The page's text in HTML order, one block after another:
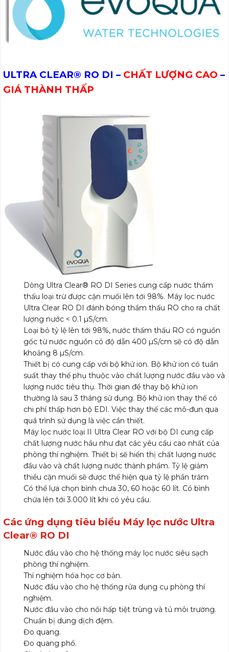
ULTRA CLEAR® RO DI – CHẤT LƯỢNG CAO –
GIÁ THÀNH THẤP
Dòng Ultra Clear® RO DI Series cung cấp nước thẩm
thấu loại trừ được cặn muối lên tới 98%. Máy lọc nước
Ultra Clear RO DI đánh bóng thẩm thấu RO cho ra chất
lượng nước < 0.1 µS/cm.
Loại bỏ tỷ lệ lên tới 98%, nước thấm thấu RO có nguồn
gốc từ nước nguồn có độ dẫn 400 µS/cm sẽ có độ dẫn
khoảng 8 µS/cm.
Thiết bị có cung cấp với bộ khử ion. Bộ khử ion có tuần
suất thay thế phụ thuộc vào chất lượng nước đầu vào và
lượng nước tiêu thụ. Thời gian để thay bộ khử ion
thường là sau 3 tháng sử dụng. Bộ khử ion thay thế có
chi phí thấp hơn bộ EDI. Việc thay thế các mô-đun qua
quá trình sử dụng là việc cần thiết.
Máy lọc nước loại II Ultra Clear RO với bộ DI cung cấp
chất lượng nước hầu như đạt các yêu cầu cao nhất của
phòng thí nghiệm. Thiết bị sẽ hiển thị chất lượng nước
đầu vào và chất lượng nước thành phẩm. Tỷ lệ giảm
thiểu cặn muối sẽ được thể hiện qua tỷ lệ phần trăm
Có thể lựa chọn bình chưa 30, 60 hoặc 60 lít. Có bình
chứa lên tới 3.000 lít khi có yêu cầu.
Các ứng dụng tiêu biểu Máy lọc nước Ultra
Clear® RO DI
Nước đầu vào cho hệ thống máy lọc nước siêu sạch
phòng thí nghiệm.
Thí nghiệm hóa học cơ bản.
Nước đầu vào cho hệ thống rửa dụng cụ phòng thí
nghiệm.
Nước đầu vào cho nồi hấp tiệt trùng và tủ môi trường.
Chuẩn bị dung dịch đệm.
Đo quang.
Đo quang phổ.